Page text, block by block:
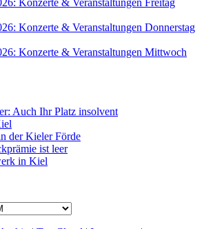
Konzerte & Veranstaltungen Freitag
Konzerte & Veranstaltungen Donnerstag
Konzerte & Veranstaltungen Mittwoch
Auch Ihr Platz insolvent
der Kieler Förde
ist leer
in Kiel